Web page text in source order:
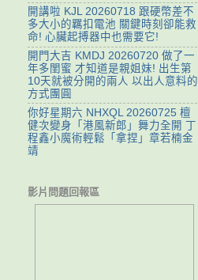
開講啦 KJL 20260718 跟硬幣差不
多大小的羈扣電池 關鍵時刻卻能救
命! 心臟起搏器中也需要它!
開門大吉 KMDJ 20260720 做了一
年多閨蜜 才知道是親姐妹! 出生第
10天就被分開的兩人 以出人意料的
方式團圓
你好星期六 NHXQL 20260725 檀
健次變身「港風新郎」舞力全開 丁
程鑫小魔術輕鬆「拿捏」章若楠金
靖
影片問題回報區